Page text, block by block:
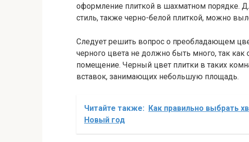
оформление плиткой в шахматном порядке.
стиль, также черно-белой плиткой, можно
Следует решить вопрос о преобладающем
черного цвета не должно быть много, так
помещение. Черный цвет плитки в таких
вставок, занимающих небольшую площадь.
Читайте также:
Как правильно выбрать
Новый год